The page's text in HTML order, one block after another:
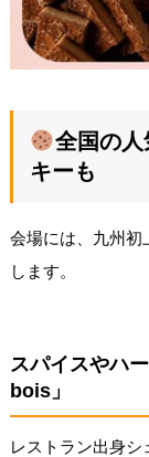
全国の人
キーも
会場には、九州初
します。
スパイスやハ
bois」
レストラン出身